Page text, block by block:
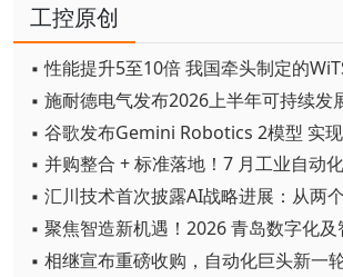
工控原创
▪ 并购整合 + 标准落地！7 月工业自动